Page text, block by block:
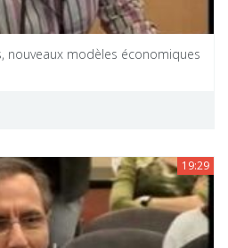
nouveaux modèles économiques
19:29